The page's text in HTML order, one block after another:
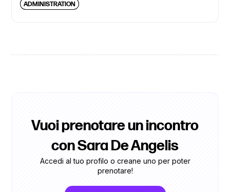
ADMINISTRATION
Vuoi prenotare un incontro
con Sara De Angelis
Accedi al tuo profilo o creane uno per poter
prenotare!